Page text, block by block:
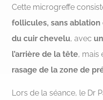
Cette microgreffe
follicules, sans
du cuir chevelu, avec
l’arrière de la tête, mais
rasage de la zone de
Lors de la séance, le Dr